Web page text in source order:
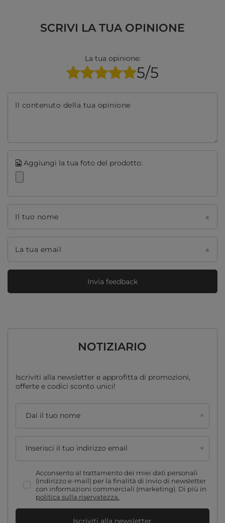
SCRIVI LA TUA OPINIONE
La tua opinione:
5/5
Il contenuto della tua opinione
Aggiungi la tua foto del prodotto:
Il tuo nome
La tua email
Invia feedback
NOTIZIARIO
Iscriviti alla newsletter e approfitta di promozioni,
offerte e codici sconto unici!
Dai il tuo nome
Inserisci il tuo indirizzo email
Acconsento al trattamento dei miei dati personali
(indirizzo e-mail) per la finalità di invio di newsletter
con informazioni commerciali (marketing). Di più in
politica sulla riservatezza.
Iscriviti alla newsletter